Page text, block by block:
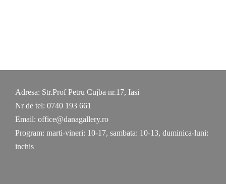
Adresa: Str.Prof Petru Cujba nr.17, Iasi
Nr de tel: 0740 193 661
Email: office@danagallery.ro
Program: marti-vineri: 10-17, sambata: 10-13, duminica-luni:
inchis